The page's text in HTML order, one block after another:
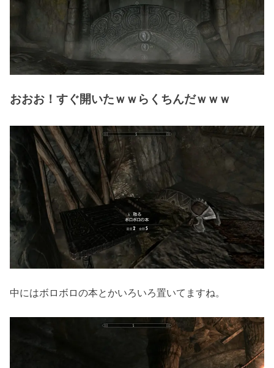
おおお！すぐ開いたｗｗらくちんだｗｗｗ
中にはボロボロの本とかいろいろ置いてますね。